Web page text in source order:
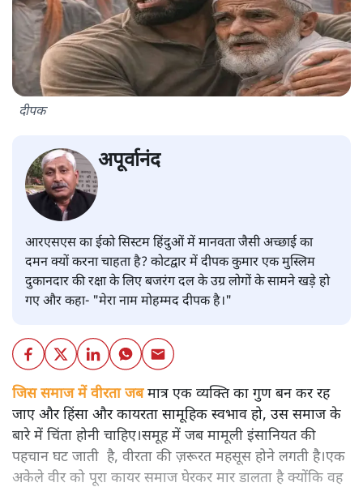
दीपक
अपूर्वानंद
आरएसएस का ईको सिस्टम हिंदुओं में मानवता जैसी अच्छाई का
दमन क्यों करना चाहता है? कोटद्वार में दीपक कुमार एक मुस्लिम
दुकानदार की रक्षा के लिए बजरंग दल के उग्र लोगों के सामने खड़े हो
गए और कहा- "मेरा नाम मोहम्मद दीपक है।"
जिस समाज में वीरता जबमात्र एक व्यक्ति का गुण बन कर रह
जाए और हिंसा और कायरता सामूहिक स्वभाव हो, उस समाज के
बारे में चिंता होनी चाहिए।समूह में जब मामूली इंसानियत की
पहचान घट जाती है, वीरता की ज़रूरत महसूस होने लगती है।एक
अकेले वीर को पूरा कायर समाज घेरकर मार डालता है क्योंकि वह